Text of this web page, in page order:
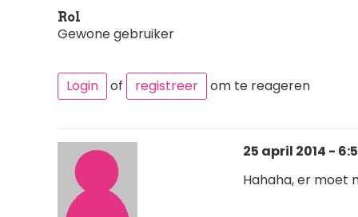
Rol
Gewone gebruiker
Login of registreer om te reageren
25 april 2014 -
Hahaha, er moet